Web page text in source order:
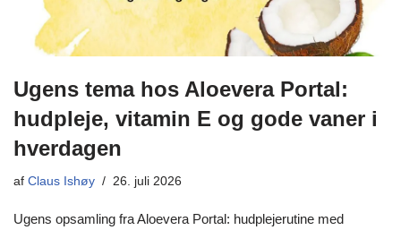
Ugens tema hos Aloevera Portal:
hudpleje, vitamin E og gode vaner i
hverdagen
af Claus Ishøy 26. juli 2026
Ugens opsamling fra Aloevera Portal: hudplejerutine med